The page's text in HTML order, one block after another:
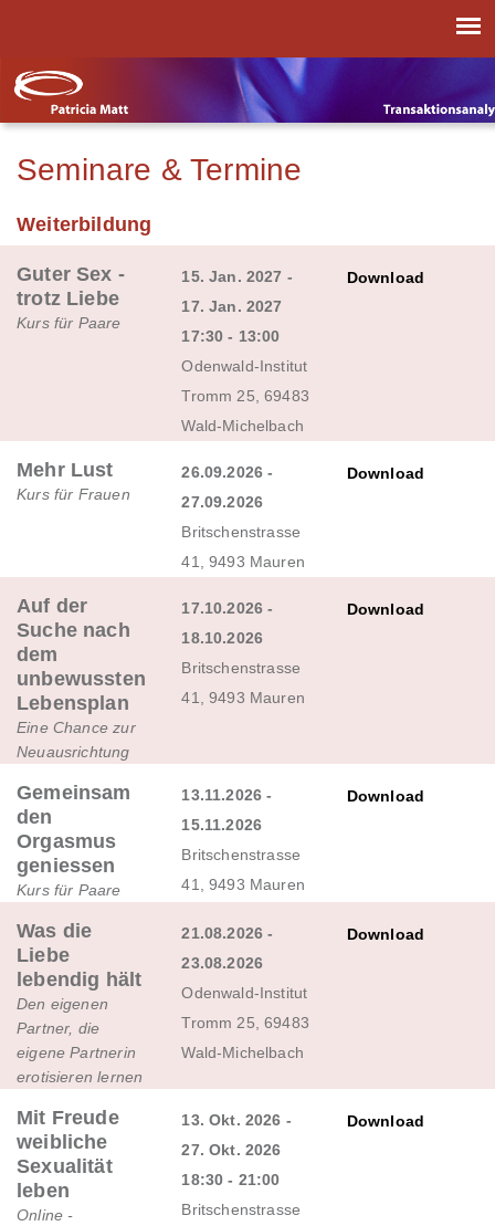
Seminare & Termine
Weiterbildung
Guter Sex -
trotz Liebe
Kurs für Paare
15. Jan. 2027 -
17. Jan. 2027
17:30 - 13:00
Odenwald-Institut
Tromm 25, 69483
Wald-Michelbach
Download
Mehr Lust
Kurs für Frauen
26.09.2026 -
27.09.2026
Britschenstrasse
41, 9493 Mauren
Download
Auf der
Suche nach
dem
unbewussten
Lebensplan
Eine Chance zur
Neuausrichtung
17.10.2026 -
18.10.2026
Britschenstrasse
41, 9493 Mauren
Download
Gemeinsam
den
Orgasmus
geniessen
Kurs für Paare
13.11.2026 -
15.11.2026
Britschenstrasse
41, 9493 Mauren
Download
Was die
Liebe
lebendig hält
Den eigenen
Partner, die
eigene Partnerin
erotisieren lernen
21.08.2026 -
23.08.2026
Odenwald-Institut
Tromm 25, 69483
Wald-Michelbach
Download
Mit Freude
weibliche
Sexualität
leben
Online -
13. Okt. 2026 -
27. Okt. 2026
18:30 - 21:00
Britschenstrasse
Download